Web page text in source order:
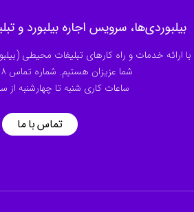
بیلبوردی‌ها، سرویس اجاره بیلبورد و
با ارائه خدمات و راه کارهای تبلیغات محیطی
شما عزیزان هستیم. شماره تماس
ساعات کاری شنبه تا چهارشنبه از ساعت 9
تماس با ما